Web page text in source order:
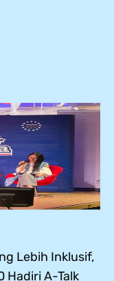
Lebih Inklusif,
Hadiri A-Talk